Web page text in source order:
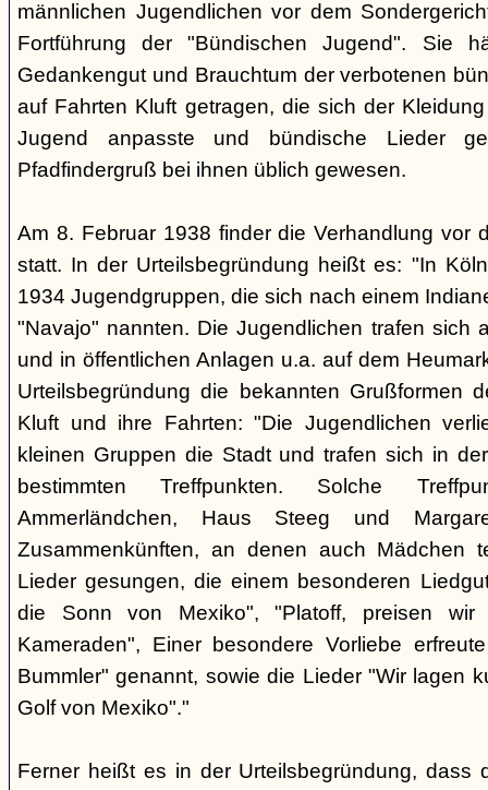
männlichen Jugendlichen vor dem
Fortführung der "Bündischen Jugend". Sie
Gedankengut und Brauchtum der verbotenen
auf Fahrten Kluft getragen, die sich der
Jugend anpasste und bündische Lieder
Pfadfindergruß bei ihnen üblich gewesen.
Am 8. Februar 1938 finder die Verhandlung vor
statt. In der Urteilsbegründung heißt es: "In
1934 Jugendgruppen, die sich nach einem
"Navajo" nannten. Die Jugendlichen trafen sich
und in öffentlichen Anlagen u.a. auf dem
Urteilsbegründung die bekannten Grußformen
Kluft und ihre Fahrten: "Die Jugendlichen
kleinen Gruppen die Stadt und trafen sich in
bestimmten Treffpunkten. Solche
Ammerländchen, Haus Steeg und
Zusammenkünften, an denen auch Mädchen
Lieder gesungen, die einem besonderen
die Sonn von Mexiko", "Platoff, preisen
Kameraden", Einer besondere Vorliebe
Bummler" genannt, sowie die Lieder "Wir lagen
Golf von Mexiko"."
Ferner heißt es in der Urteilsbegründung, dass